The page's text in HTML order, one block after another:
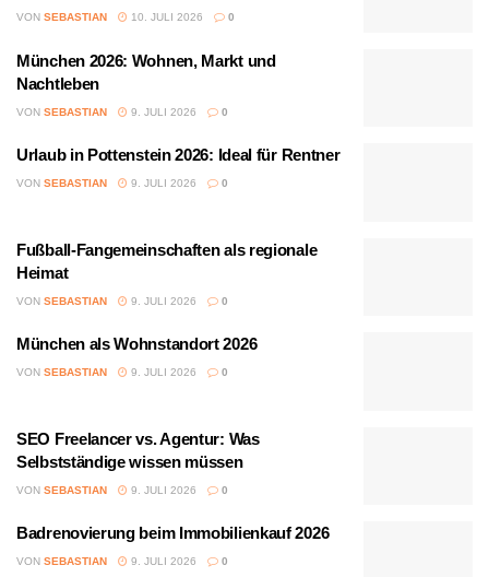
VON SEBASTIAN 10. JULI 2026 0
München 2026: Wohnen, Markt und
Nachtleben
VON SEBASTIAN 9. JULI 2026 0
Urlaub in Pottenstein 2026: Ideal für Rentner
VON SEBASTIAN 9. JULI 2026 0
Fußball-Fangemeinschaften als regionale
Heimat
VON SEBASTIAN 9. JULI 2026 0
München als Wohnstandort 2026
VON SEBASTIAN 9. JULI 2026 0
SEO Freelancer vs. Agentur: Was
Selbstständige wissen müssen
VON SEBASTIAN 9. JULI 2026 0
Badrenovierung beim Immobilienkauf 2026
VON SEBASTIAN 9. JULI 2026 0